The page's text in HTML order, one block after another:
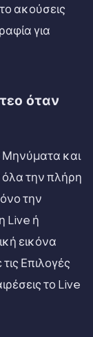
ακούσεις
για
όταν
Μηνύματα και
την πλήρη
την
Live ή
εικόνα
Επιλογές
το Live